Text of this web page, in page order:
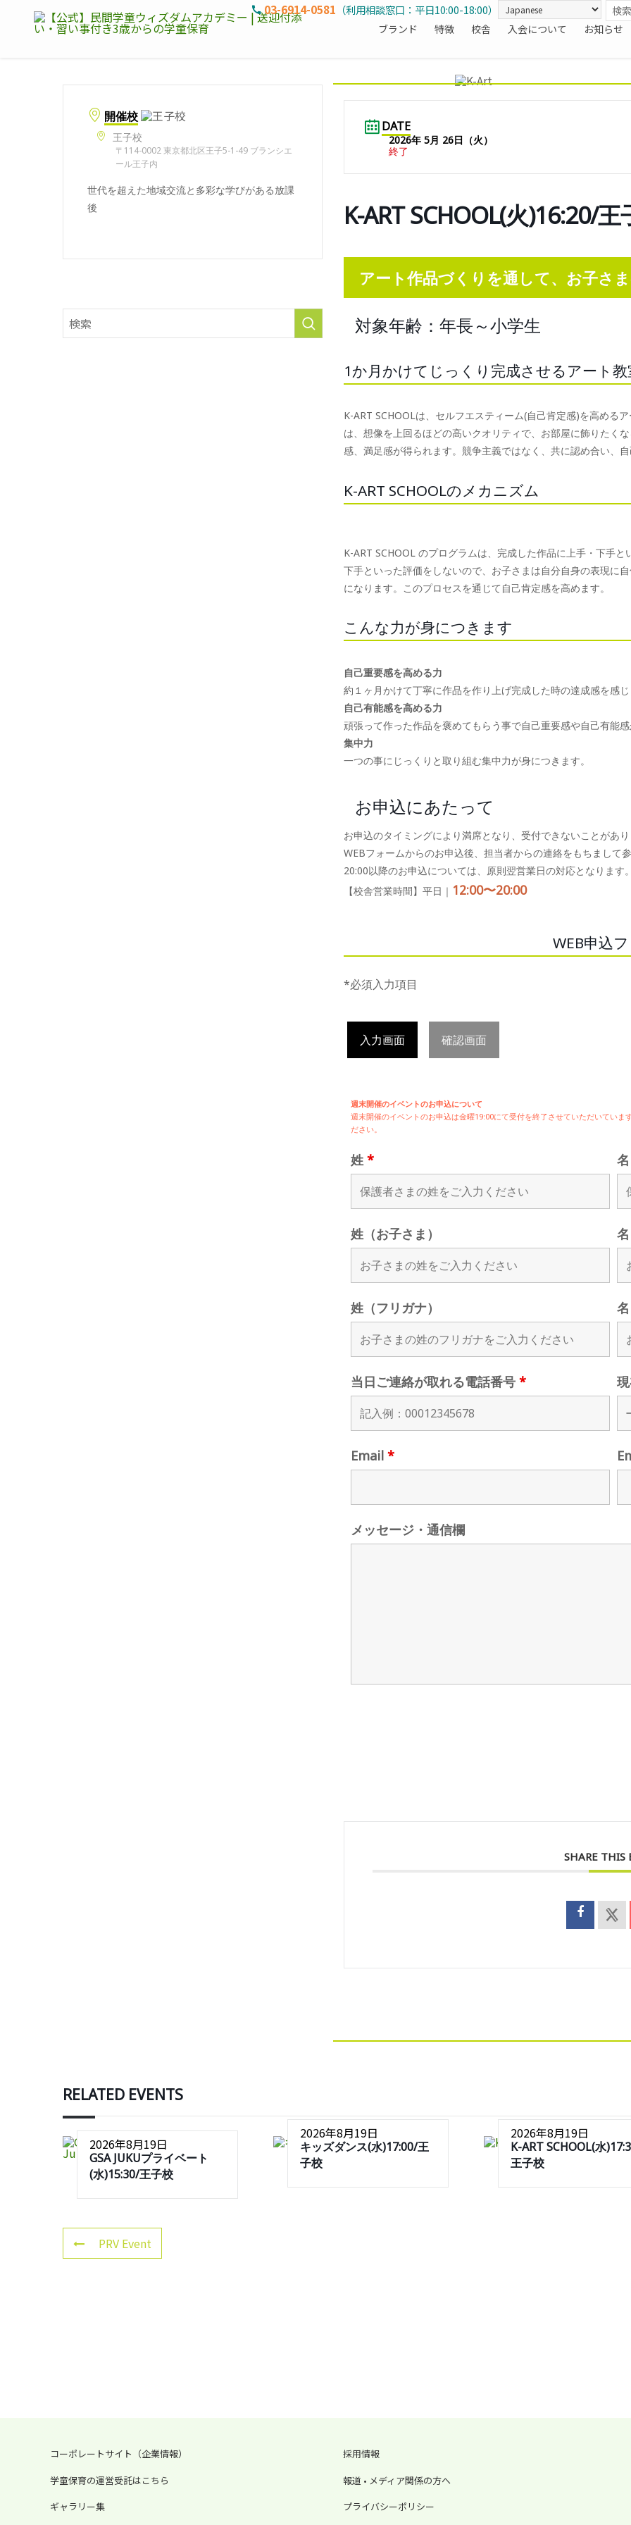
ブランド 特徴 校舎 入会について お知らせ
03-6914-0581 （利用相談窓口：平日10:00-18:00）
開催校
王子校
〒114-0002 東京都北区王子5-1-49 ブランシエ
ール王子内
世代を超えた地域交流と多彩な学びがある放課
後
DATE
2026年 5月 26日（火）
終了
K-ART SCHOOL(火)16:20/王
アート作品づくりを通して、お子さ
対象年齢：年長～小学生
1か月かけてじっくり完成させるアート教
K-ART SCHOOLは、セルフエスティーム(自己肯定感)を高める
は、想像を上回るほどの高いクオリティで、お部屋に飾りたく
感、満足感が得られます。競争主義ではなく、共に認め合い、自
K-ART SCHOOLのメカニズム
K-ART SCHOOL のプログラムは、完成した作品に上手・下手
下手といった評価をしないので、お子さまは自分自身の表現に
になります。このプロセスを通じて自己肯定感を高めます。
こんな力が身につきます
自己重要感を高める力
約１ヶ月かけて丁寧に作品を作り上げ完成した時の達成感を感じ
自己有能感を高める力
頑張って作った作品を褒めてもらう事で自己重要感や自己有能感
集中力
一つの事にじっくりと取り組む集中力が身につきます。
お申込にあたって
お申込のタイミングにより満席となり、受付できないことがあ
WEBフォームからのお申込後、担当者からの連絡をもちまして参
20:00以降のお申込については、原則翌営業日の対応となります。
【校舎営業時間】平日｜ 12:00〜20:00
WEB申込
*必須入力項目
入力画面 確認画面
週末開催のイベントのお申込について
週末開催のイベントのお申込は金曜19:00にて受付を終了させていただいていま
ださい。
姓 *
姓（お子さま）
姓（フリガナ）
当日ご連絡が取れる電話番号 *
Email *
メッセージ・通信欄
SHARE THIS
RELATED EVENTS
2026年8月19日
GSA JUKUプライベート
(水)15:30/王子校
2026年8月19日
キッズダンス(水)17:00/王
子校
2026年8月19日
K-ART SCHOOL(水
王子校
PRV Event
コーポレートサイト（企業情報）
学童保育の運営受託はこちら
ギャラリー集
採用情報
報道 • メディア関係の方へ
プライバシーポリシー